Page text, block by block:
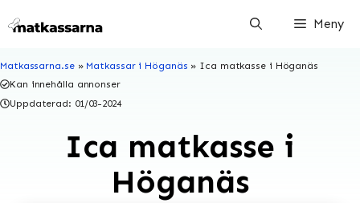
till
Meny
Matkassarna.se» Matkassar i Höganäs » Ica matkasse i Höganäs
Kan innehålla annonser
Uppdaterad: 01/03-2024
Ica matkasse i
Höganäs